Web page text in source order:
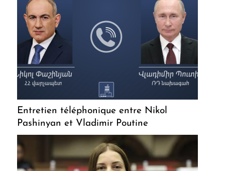
Entretien téléphonique entre Nikol
Pashinyan et Vladimir Poutine